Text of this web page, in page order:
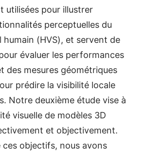
utilisées pour illustrer
perceptuelles du
humain (HVS), et servent de
évaluer les performances
des mesures géométriques
prédire la visibilité locale
Notre deuxième étude vise à
visuelle de modèles 3D
et objectivement.
ces objectifs, nous avons